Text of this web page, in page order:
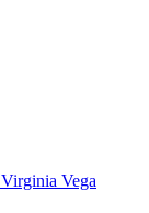
Virginia Vega